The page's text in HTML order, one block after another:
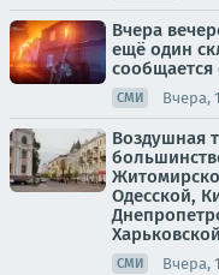
Вчера
ещё один
СМИ Вчера,
Воздушная
Одесской,
СМИ Вчера,